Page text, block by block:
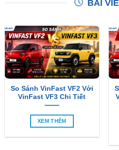
So Sánh VinFast VF2 Với
VinFast VF3 Chi Tiết
XEM THÊM